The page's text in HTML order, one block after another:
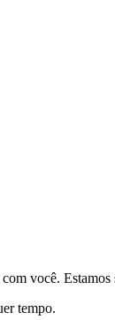
você.
tempo.